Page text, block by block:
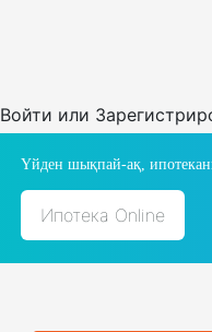
Войти или
Үйден шықпай-ақ,
Ипотека Online